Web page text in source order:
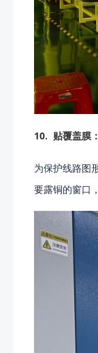
10. 贴覆盖膜
为保护线路图
要露铜的窗口